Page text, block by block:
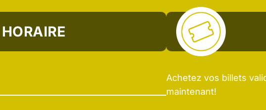
HORAIRE
Achetez vos billets
maintenant!